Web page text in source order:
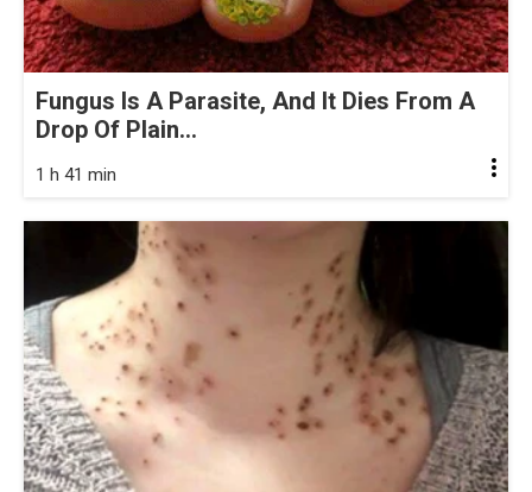
Fungus Is A Parasite, And It Dies From A
Drop Of Plain...
1 h 41 min